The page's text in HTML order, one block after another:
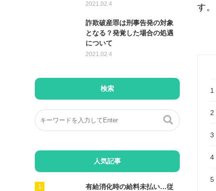
す。
1
2
3
4
5
2021.02.4
詐欺破産罪は刑事告発の対象
となる？発覚した場合の処遇
について
2021.02.4
検索
人気記事
有給消化時の給料未払い…従